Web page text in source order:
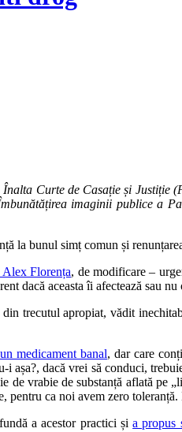
Curte de Casație și
imaginii publice a
la bunul simț comun și
Alex Florența, de modificare –
dacă aceasta îi afectează sau
trecutul apropiat, vădit
medicament banal, dar care
așa?, dacă vrei să conduci,
de vrabie de substanță aflată
ca noi avem zero
a acestor practici șia propus